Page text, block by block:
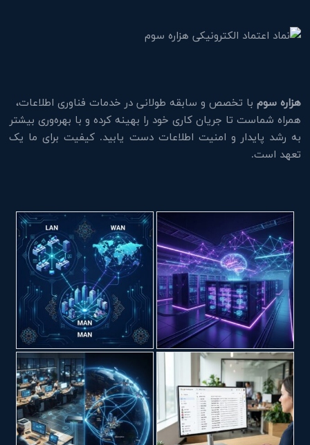
هزاره سوم با تخصص و سابقه طولانی در خدمات فناوری اطلاعات،
همراه شماست تا جریان کاری خود را بهینه کرده و با بهره‌وری بیشتر
به رشد پایدار و امنیت اطلاعات دست یابید. کیفیت برای ما یک
تعهد است.